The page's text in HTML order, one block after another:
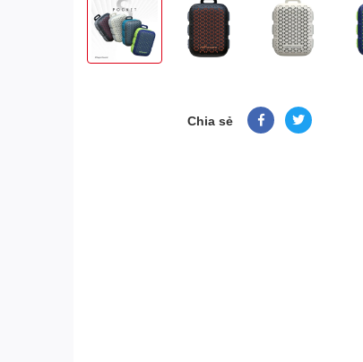
Chia sẻ